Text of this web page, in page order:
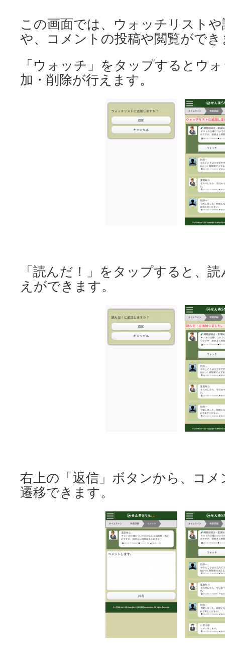
この画面では、ウォッチリスト
や、コメントの投稿や閲覧ができ
「ウォッチ」をタップするとウ
加・削除が行えます。
「読んだ！」をタップすると、
えができます。
右上の「返信」ボタンから、コ
遷移できます。